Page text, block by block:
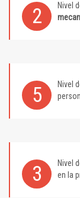
2 Nivel
5 Nivel
3 Nivel
en la